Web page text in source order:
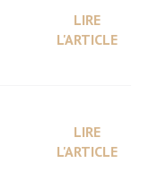
LIRE
L'ARTICLE
LIRE
L'ARTICLE